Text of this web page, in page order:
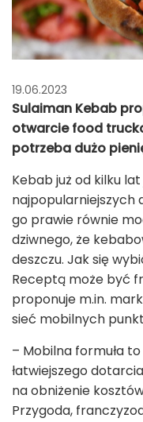
19.06.2023
Sulaiman Kebab
otwarcie food
potrzeba dużo
Kebab już od kilku
najpopularniejszych
go prawie równie
dziwnego, że
deszczu. Jak się
Receptą może być
proponuje m.in.
sieć mobilnych
– Mobilna formuła
łatwiejszego
na obniżenie
Przygoda,